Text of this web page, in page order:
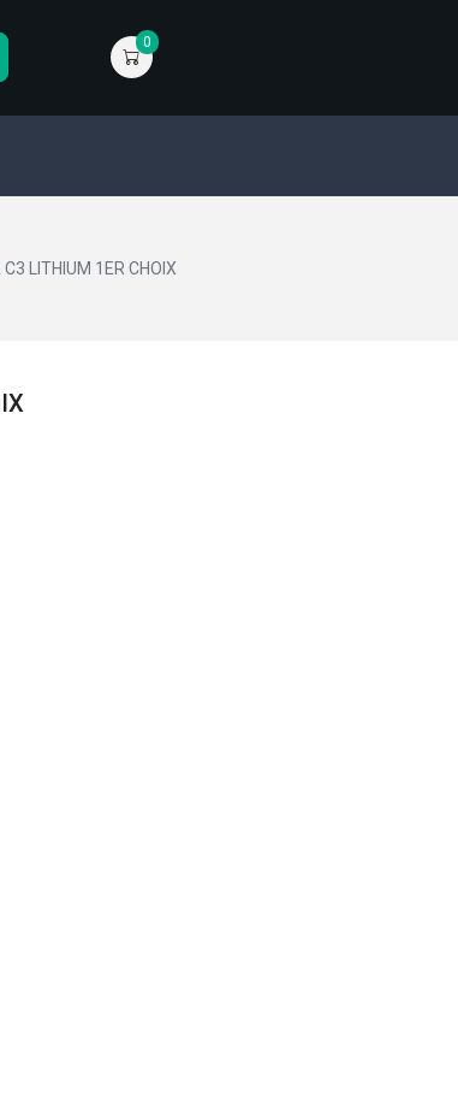
0
LITHIUM 1ER CHOIX